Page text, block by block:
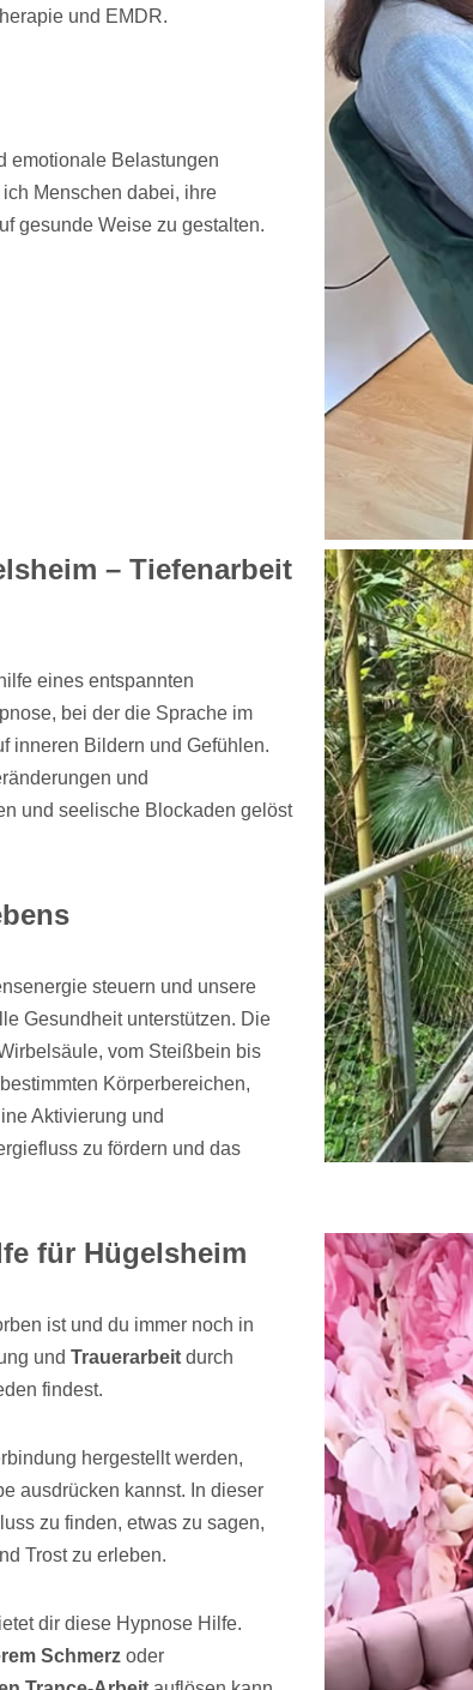
und EMDR.
emotionale Belastungen
Menschen dabei, ihre
gesunde Weise zu gestalten.
– Tiefenarbeit
eines entspannten
bei der die Sprache im
inneren Bildern und Gefühlen.
und
und seelische Blockaden gelöst
steuern und unsere
Gesundheit unterstützen. Die
vom Steißbein bis
Körperbereichen,
Aktivierung und
zu fördern und das
für Hügelsheim
ist und du immer noch in
und Trauerarbeit durch
findest.
hergestellt werden,
ausdrücken kannst. In dieser
zu finden, etwas zu sagen,
Trost zu erleben.
dir diese Hypnose Hilfe.
Schmerz oder